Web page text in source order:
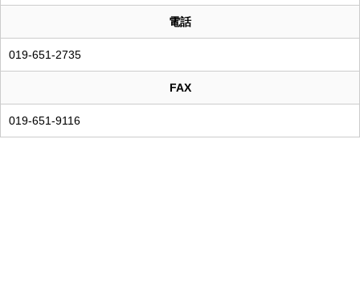
電話
019-651-2735
FAX
019-651-9116